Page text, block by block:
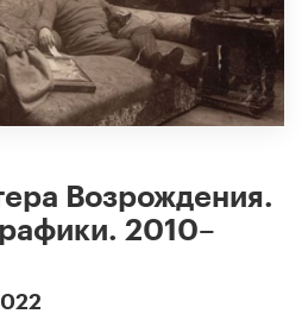
Возрождения.
2010–